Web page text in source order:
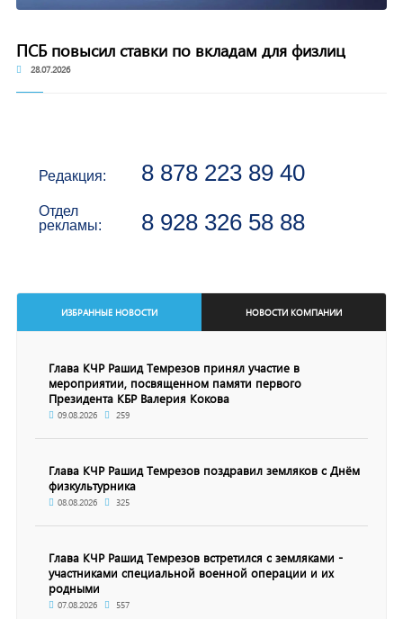
ПСБ повысил ставки по вкладам для физлиц
28.07.2026
Редакция: 8 878 223 89 40
Отдел
рекламы:
8 928 326 58 88
ИЗБРАННЫЕ НОВОСТИ НОВОСТИ КОМПАНИИ
Глава КЧР Рашид Темрезов принял участие в
мероприятии, посвященном памяти первого
Президента КБР Валерия Кокова
09.08.2026 259
Глава КЧР Рашид Темрезов поздравил земляков с Днём
физкультурника
08.08.2026 325
Глава КЧР Рашид Темрезов встретился с земляками -
участниками специальной военной операции и их
родными
07.08.2026 557